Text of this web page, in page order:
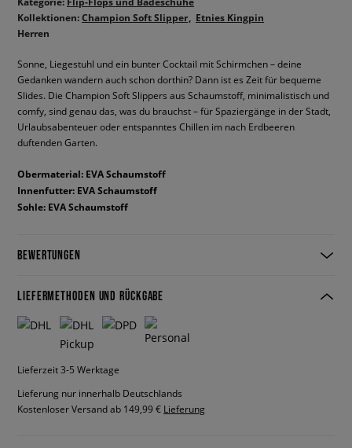
Kollektionen:Champion Soft Slipper
Etnies Kingpin
Herren
Sonne, Liegestuhl und ein bunter Cocktail mit Schirmchen – deine
Gedanken wandern auch schon dorthin? Dann ist es Zeit für bequeme
Slides. Die Champion Soft Slippers aus Schaumstoff, minimalistisch und
comfy, sind genau das, was du brauchst – für Spaziergänge in der Stadt,
Urlaubsabenteuer oder entspanntes Chillen im nach Erdbeeren
duftenden Garten.
Obermaterial: EVA Schaumstoff
Innenfutter: EVA Schaumstoff
Sohle: EVA Schaumstoff
BEWERTUNGEN
LIEFERMETHODEN UND RÜCKGABE
Lieferzeit 3-5 Werktage
Lieferung nur innerhalb Deutschlands
Kostenloser Versand ab 149,99 € Lieferung